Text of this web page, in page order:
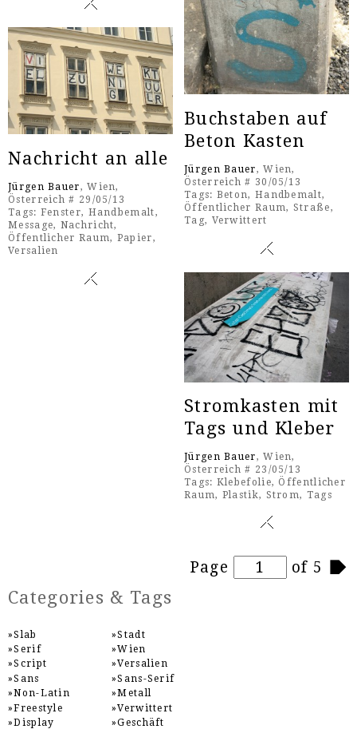
Buchstaben auf
Beton Kasten
Jürgen Bauer, Wien,
Österreich # 30/05/13
Tags: Beton, Handbemalt,
Öffentlicher Raum, Straße,
Tag, Verwittert
Nachricht an alle
Jürgen Bauer, Wien,
Österreich # 29/05/13
Tags: Fenster, Handbemalt,
Message, Nachricht,
Öffentlicher Raum, Papier,
Versalien
Stromkasten mit
Tags und Kleber
Jürgen Bauer, Wien,
Österreich # 23/05/13
Tags: Klebefolie, Öffentlicher
Raum, Plastik, Strom, Tags
Page of 5
Categories & Tags
Slab
Serif
Script
Sans
Non-Latin
Freestyle
Display
Stadt
Wien
Versalien
Sans-Serif
Metall
Verwittert
Geschäft